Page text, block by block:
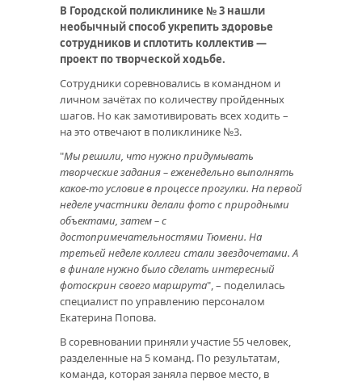
В Городской поликлинике № 3 нашли
необычный способ укрепить здоровье
сотрудников и сплотить коллектив —
проект по творческой ходьбе.
Сотрудники соревновались в командном и
личном зачётах по количеству пройденных
шагов. Но как замотивировать всех ходить –
на это отвечают в поликлинике №3.
"Мы решили, что нужно придумывать
творческие задания – еженедельно выполнять
какое-то условие в процессе прогулки. На первой
неделе участники делали фото с природными
объектами, затем – с
достопримечательностями Тюмени. На
третьей неделе коллеги стали звездочетами. А
в финале нужно было сделать интересный
фотоскрин своего маршрута", – поделилась
специалист по управлению персоналом
Екатерина Попова.
В соревновании приняли участие 55 человек,
разделенные на 5 команд. По результатам,
команда, которая заняла первое место, в